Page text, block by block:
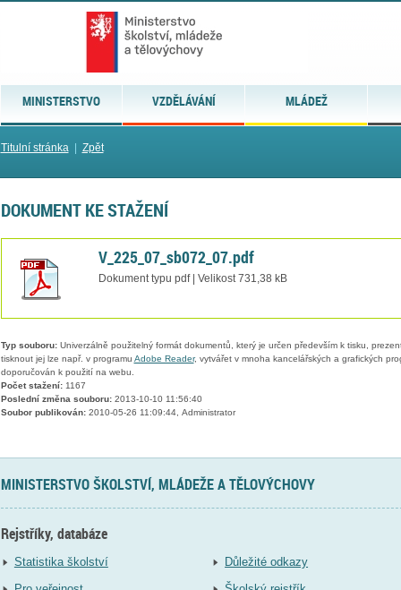
MINISTERSTVO VZDĚLÁVÁNÍ MLÁDEŽ
Titulní stránka| Zpět
DOKUMENT KE STAŽENÍ
V_225_07_sb072_07.pdf
Dokument typu pdf | Velikost 731,38 kB
Typ souboru:Univerzálně použitelný formát dokumentů, který je určen především k tisku,
tisknout jej lze např. v programu Adobe Reader, vytvářet v mnoha kancelářských a grafických
doporučován k použití na webu.
Počet stažení:1167
Poslední změna souboru:2013-10-10 11:56:40
Soubor publikován:2010-05-26 11:09:44, Administrator
MINISTERSTVO ŠKOLSTVÍ, MLÁDEŽE A TĚLOVÝCHOVY
Rejstříky, databáze
Statistika školství
Důležité odkazy